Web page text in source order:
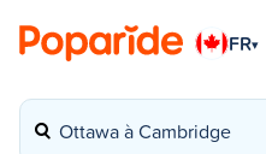
FR▾
Ottawa à Cambridge